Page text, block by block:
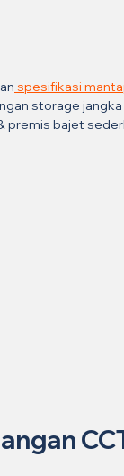
spesifikasi
storage
premis bajet